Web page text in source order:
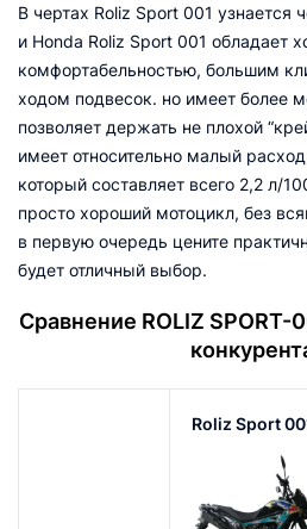
В чертах Roliz Sport 001 узнается
и Honda Roliz Sport 001 обладает
комфортабельностью, большим
ходом подвесок. но имеет более
позволяет держать не плохой
имеет относительно малый
который составляет всего 2,2 л/
просто хороший мотоцикл, без
в первую очередь цените
будет отличный выбор.
Сравнение ROLIZ SPORT-
Roliz Sport